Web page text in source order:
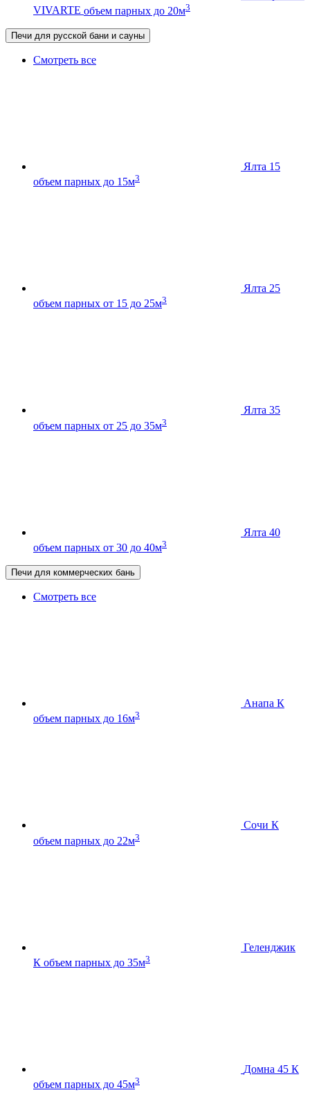
VIVARTE объем парных до 20м3
Печи для русской бани и сауны
Смотреть все
Ялта 15
объем парных до 15м3
Ялта 25
объем парных от 15 до 25м3
Ялта 35
объем парных от 25 до 35м3
Ялта 40
объем парных от 30 до 40м3
Печи для коммерческих бань
Смотреть все
Анапа К
объем парных до 16м3
Сочи К
объем парных до 22м3
Геленджик
К объем парных до 35м3
Домна 45 К
объем парных до 45м3